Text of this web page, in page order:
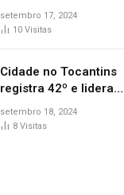
vítimas de incêndios
florestais no Tocantins
setembro 17, 2024
10 Visitas
Cidade no Tocantins
registra 42º e lidera
lista de cidades mais
quentes do país, diz
setembro 18, 2024
8 Visitas